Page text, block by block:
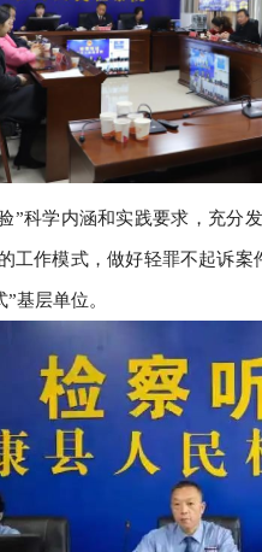
”科学内涵和实践要求，充分
工作模式，做好轻罪不起诉
基层单位。